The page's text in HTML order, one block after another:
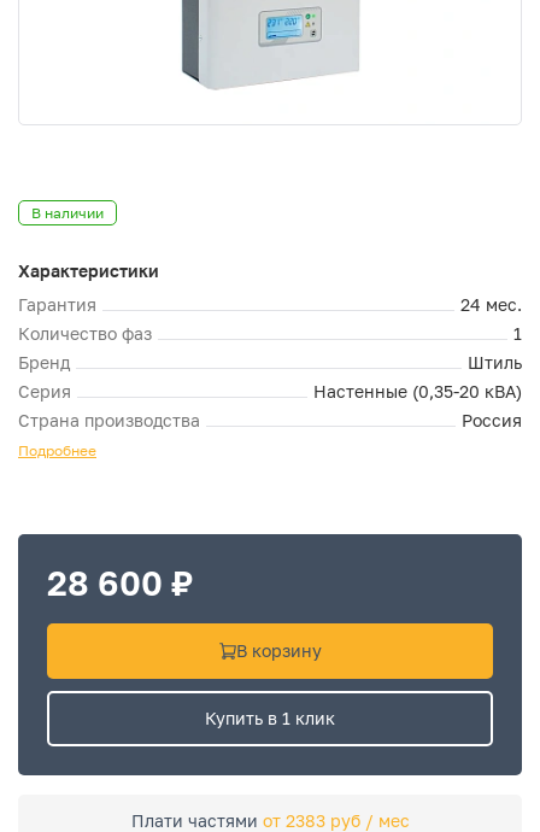
В наличии
Характеристики
Гарантия
24 мес.
Количество фаз
1
Бренд
Штиль
Серия
Настенные (0,35-20 кВА)
Страна производства
Россия
Подробнее
28 600 ₽
В корзину
Купить в 1 клик
Плати частями от 2383 руб / мес